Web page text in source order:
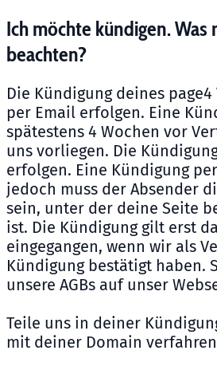
Ich möchte kündigen. Was
beachten?
Die Kündigung deines page4
per Email erfolgen. Eine
spätestens 4 Wochen vor
uns vorliegen. Die
erfolgen. Eine Kündigung
jedoch muss der Absender
sein, unter der deine Seite
ist. Die Kündigung gilt erst
eingegangen, wenn wir als
Kündigung bestätigt haben.
unsere AGBs auf unser
Teile uns in deiner
mit deiner Domain